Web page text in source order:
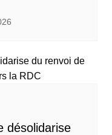
désolidarise